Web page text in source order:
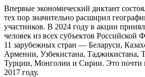
Впервые экономический диктант
тех пор значительно расширил
участников. В 2024 году в акции
человек из всех субъектов Российской
11 зарубежных стран — Беларуси,
Армении, Узбекистана, Таджикистана,
Турции, Монголии и Сирии. Это почти
2017 году.